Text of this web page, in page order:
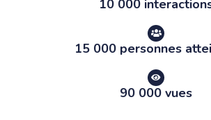
90 000 vues
15 000 personnes
10 000